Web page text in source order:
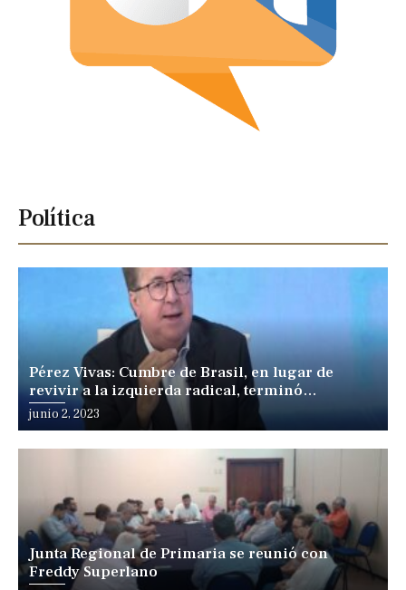
Política
Pérez Vivas: Cumbre de Brasil, en lugar de
revivir a la izquierda radical, terminó
fracturándola
junio 2, 2023
Junta Regional de Primaria se reunió con
Freddy Superlano